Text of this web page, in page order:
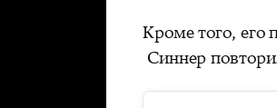
Кроме того, его
Синнер